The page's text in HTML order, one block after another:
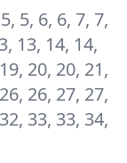
5, 6, 6, 7, 7,
13, 14, 14,
20, 20, 21,
26, 27, 27,
33, 33, 34,